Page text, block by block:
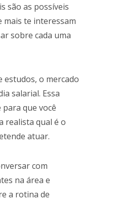
são as possíveis
mais te interessam
sobre cada uma
estudos, o mercado
salarial. Essa
que você
realista qual é o
atuar.
com
na área e
a rotina de